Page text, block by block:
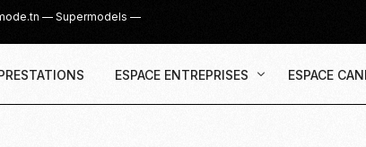
— Supermodels —
ESPACE ENTREPRISES ESPACE